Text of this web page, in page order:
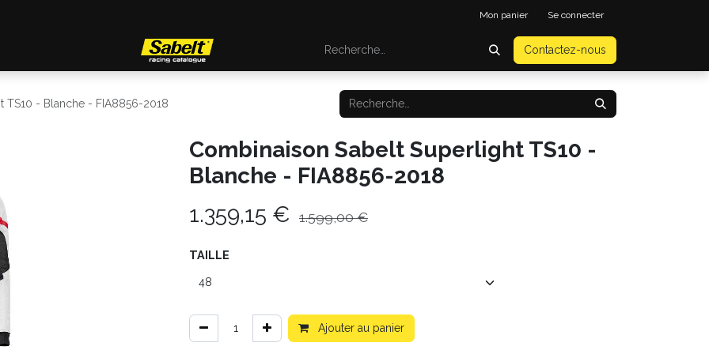
Mon panier Se connecter
Contactez-nous
TS10 - Blanche - FIA8856-2018
Combinaison Sabelt Superlight TS10 -
Blanche - FIA8856-2018
1.359,15 € 1.599,00€
TAILLE
Ajouter au panier